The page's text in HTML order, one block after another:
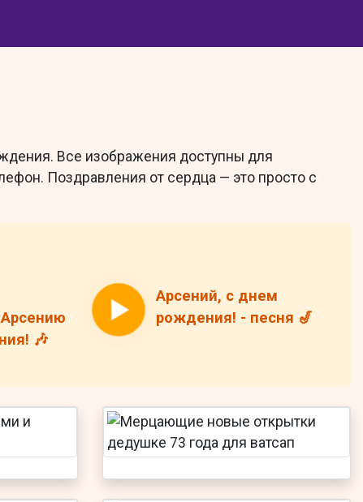
Все изображения доступны для
Поздравления от сердца — это просто с
🎶
Арсений, с днем
рождения! - песня 🎷